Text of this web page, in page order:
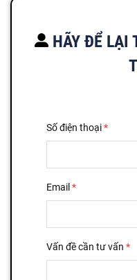
HÃY ĐỂ LẠI